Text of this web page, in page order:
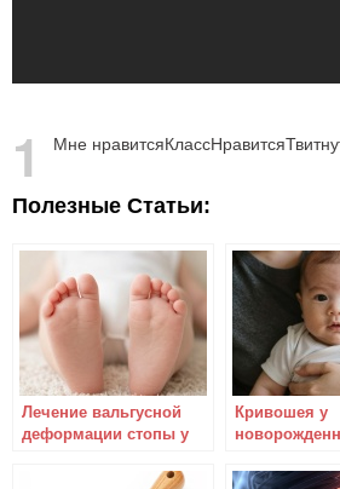
1 Мне нравитсяКлассНравится
Полезные Статьи:
Лечение вальгусной
деформации стопы у
Кривошея у
лечение и